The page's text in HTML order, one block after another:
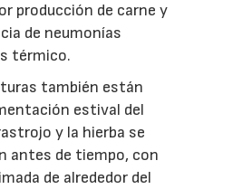
producción de carne y
de neumonías
térmico.
también están
estival del
y la hierba se
antes de tiempo, con
de alrededor del